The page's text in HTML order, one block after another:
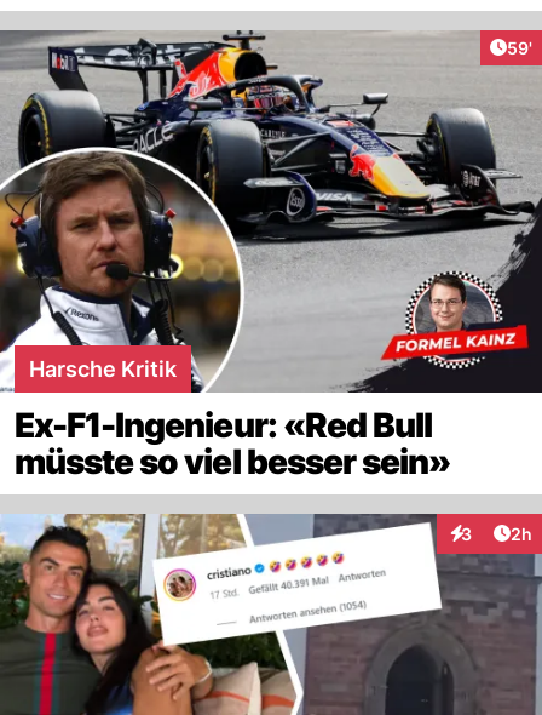
59'
Harsche Kritik
Ex-F1-Ingenieur: «Red Bull
müsste so viel besser sein»
3 2h